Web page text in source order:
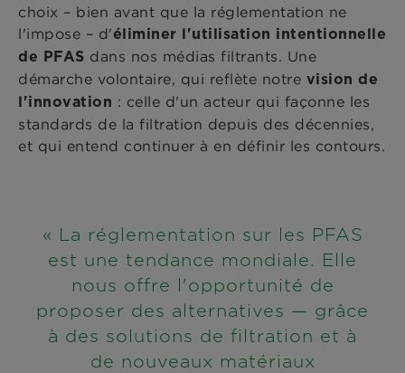
choix – bien avant que la réglementation ne
l'impose – d'éliminer l'utilisation intentionnelle
de PFAS dans nos médias filtrants. Une
démarche volontaire, qui reflète notre vision de
l'innovation : celle d'un acteur qui façonne les
standards de la filtration depuis des décennies,
et qui entend continuer à en définir les contours.
« La réglementation sur les PFAS
est une tendance mondiale. Elle
nous offre l'opportunité de
proposer des alternatives — grâce
à des solutions de filtration et à
de nouveaux matériaux